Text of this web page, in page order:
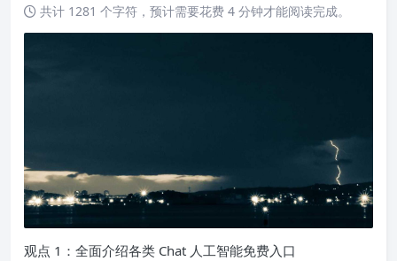
共计 1281 个字符，预计需要花费 4 分钟才能阅读完成。
观点 1：全面介绍各类 Chat 人工智能免费入口